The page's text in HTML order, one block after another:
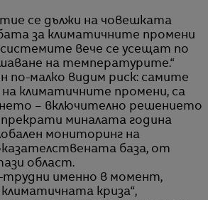
се дължи на човешката
за климатичните промени
вече се усещат по
на температурите.“
по-малко видим риск: самите
на климатичните промени, са
– включително решението
миналата година
мониторинг на
база, от
област.
именно в момент,
криза“,